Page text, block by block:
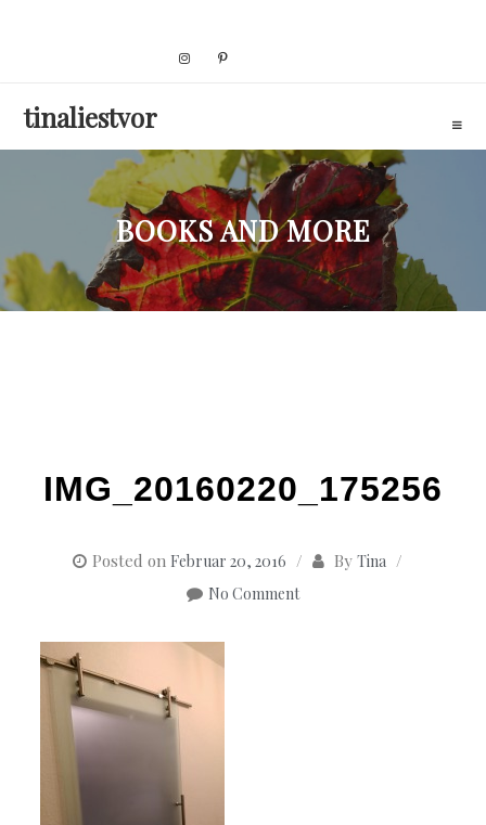
tinaliestvor
BOOKS AND MORE
IMG_20160220_175256
Posted on Februar 20, 2016 By Tina
No Comment